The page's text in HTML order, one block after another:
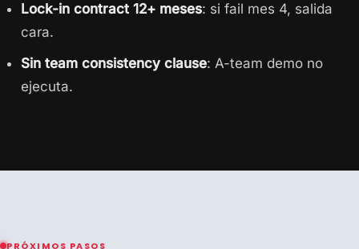
Lock-in contract 12+ meses: si fail mes 4, salida
cara.
Sin team consistency clause: A-team demo no
ejecuta.
PRÓXIMOS PASOS